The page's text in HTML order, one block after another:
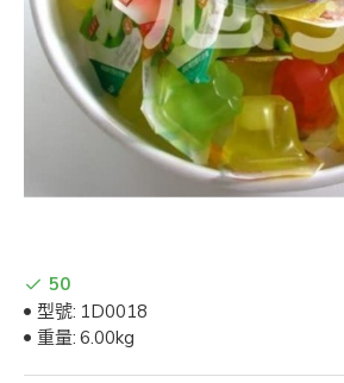
50
型號: 1D0018
重量: 6.00kg